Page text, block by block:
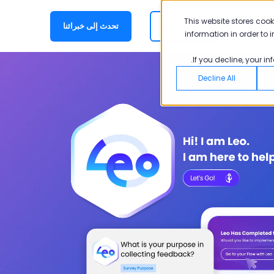
This website stores
information in order to
If you decline, your
Decline All
AR تسجيل الدخول تحدث إلى خبرائنا